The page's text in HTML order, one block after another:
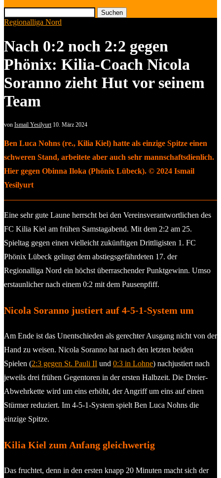
Suchen
Regionalliga Nord
Nach 0:2 noch 2:2 gegen
Phönix: Kilia-Coach Nicola
Soranno zieht Hut vor seinem
Team
von Ismail Yesilyurt 10. März 2024
Ben Luca Nohns (re., Kilia Kiel) hatte als einzige Spitze einen
schweren Stand, arbeitete aber auch sehr mannschaftsdienlich.
Hier gegen Obinna Iloka (Phönix Lübeck). © 2024 Ismail
Yesilyurt
Eine sehr gute Laune herrscht bei den Vereinsverantwortlichen des
FC Kilia Kiel am frühen Samstagabend. Mit dem 2:2 am 25.
Spieltag gegen einen vielleicht zukünftigen Drittligisten 1. FC
Phönix Lübeck gelingt dem abstiegsgefährdeten 17. der
Regionalliga Nord ein höchst überraschender Punktgewinn. Umso
erstaunlicher nach einem 0:2 mit dem Pausenpfiff.
Nicola Soranno justiert auf 4-5-1-System um
Am Ende ist das Unentschieden als gerechter Ausgang nicht von der
Hand zu weisen. Nicola Soranno hat nach den letzten beiden
Spielen (2:3 gegen St. Pauli II und 0:3 in Lohne) nachjustiert nach
jeweils drei frühen Gegentoren in der ersten Halbzeit. Die Dreier-
Abwehrkette wird um eins erhöht, der Angriff um eins auf einen
Stürmer reduziert. Im 4-5-1-System spielt Ben Luca Nohns die
einzige Spitze.
Kilia Kiel zum Anfang gleichwertig
Das fruchtet, denn in den ersten knapp 20 Minuten macht sich der